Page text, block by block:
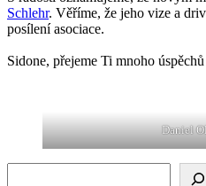
Schlehr. Věříme, že jeho vize a
posílení asociace.
Sidone, přejeme Ti mnoho
Daniel